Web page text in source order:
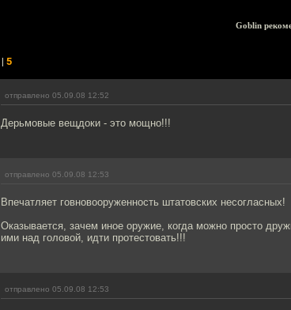
Goblin
| 5
отправлено 05.09.08 12:52
Дерьмовые вещдоки - это мощно!!!
отправлено 05.09.08 12:53
Впечатляет говновооруженность штатовских несогласных!
Оказывается, зачем иное оружие, когда можно просто
ими над головой, идти протестовать!!!
отправлено 05.09.08 12:53